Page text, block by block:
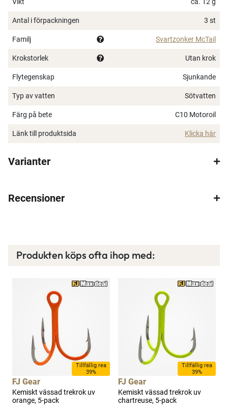
Antal i förpackningen 3 st
Familj Svartzonker McTail
Krokstorlek Utan krok
Flytegenskap Sjunkande
Typ av vatten Sötvatten
Färg på bete C10 Motoroil
Länk till produktsida Klicka här
Varianter
Recensioner
Produkten köps ofta ihop med:
Tillfällig rea
39%
FJ Gear
Kemiskt vässad trekrok uv
orange, 5-pack
Tillfällig rea
39%
FJ Gear
Kemiskt vässad trekrok uv
chartreuse, 5-pack